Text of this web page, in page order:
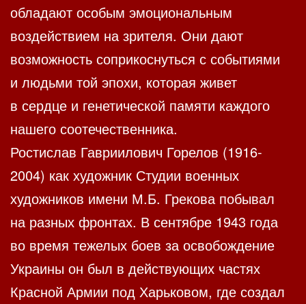
обладают особым эмоциональным
воздействием на зрителя. Они дают
возможность соприкоснуться с событиями
и людьми той эпохи, которая живет
в сердце и генетической памяти каждого
нашего соотечественника.
Ростислав Гавриилович Горелов (1916-
2004) как художник Студии военных
художников имени М.Б. Грекова побывал
на разных фронтах. В сентябре 1943 года
во время тежелых боев за освобождение
Украины он был в действующих частях
Красной Армии под Харьковом, где создал